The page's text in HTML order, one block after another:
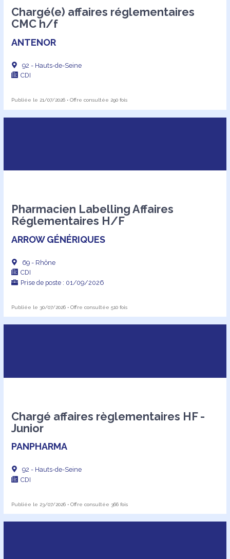
Chargé(e) affaires réglementaires
CMC h/f
ANTENOR
92 - Hauts-de-Seine
CDI
Publiée le 21/07/2026 • Offre consultée 290 fois
Pharmacien Labelling Affaires
Réglementaires H/F
ARROW GÉNÉRIQUES
69 - Rhône
CDI
Prise de poste : 01/09/2026
Publiée le 30/07/2026 • Offre consultée 510 fois
Chargé affaires règlementaires HF -
Junior
PANPHARMA
92 - Hauts-de-Seine
CDI
Publiée le 23/07/2026 • Offre consultée 366 fois